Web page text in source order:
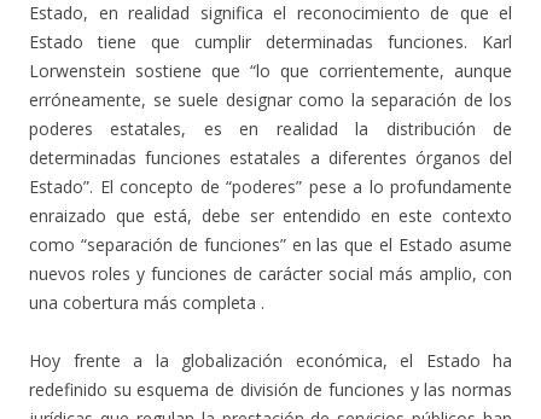
Estado, en realidad significa el reconocimiento de que el
Estado tiene que cumplir determinadas funciones. Karl
Lorwenstein sostiene que “lo que corrientemente, aunque
erróneamente, se suele designar como la separación de los
poderes estatales, es en realidad la distribución de
determinadas funciones estatales a diferentes órganos del
Estado”. El concepto de “poderes” pese a lo profundamente
enraizado que está, debe ser entendido en este contexto
como “separación de funciones” en las que el Estado asume
nuevos roles y funciones de carácter social más amplio, con
una cobertura más completa .
Hoy frente a la globalización económica, el Estado ha
redefinido su esquema de división de funciones y las normas